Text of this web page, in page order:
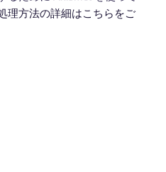
理方法の詳細はこちらをご